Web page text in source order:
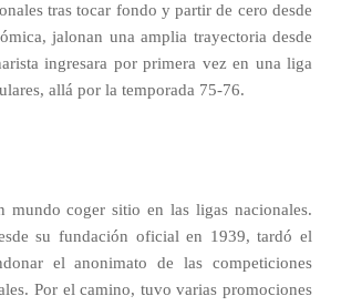
tras tocar fondo y partir de cero desde
jalonan una amplia trayectoria desde
ingresara por primera vez en una liga
allá por la temporada 75-76.
mundo coger sitio en las ligas nacionales.
su fundación oficial en 1939, tardó el
el anonimato de las competiciones
Por el camino, tuvo varias promociones